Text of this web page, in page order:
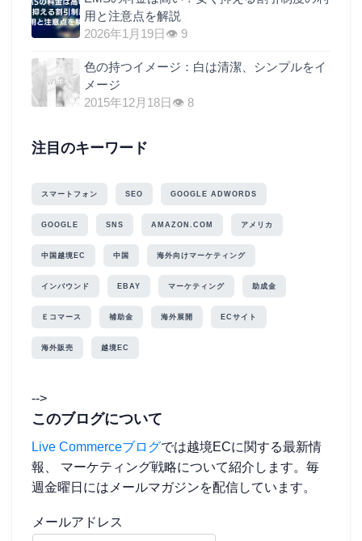
用と注意点を解説
2026年1月19日 👁 9
色の持つイメージ：白は清潔、シンプルをイ
メージ
2015年12月18日 👁 8
注目のキーワード
スマートフォン SEO GOOGLE ADWORDS
GOOGLE SNS AMAZON.COM アメリカ
中国越境EC 中国 海外向けマーケティング
インバウンド EBAY マーケティング 助成金
Ｅコマース 補助金 海外展開 ECサイト
海外販売 越境EC
-->
このブログについて
Live Commerceブログでは越境ECに関する最新情
報、 マーケティング戦略について紹介します。毎
週金曜日にはメールマガジンを配信しています。
メールアドレス